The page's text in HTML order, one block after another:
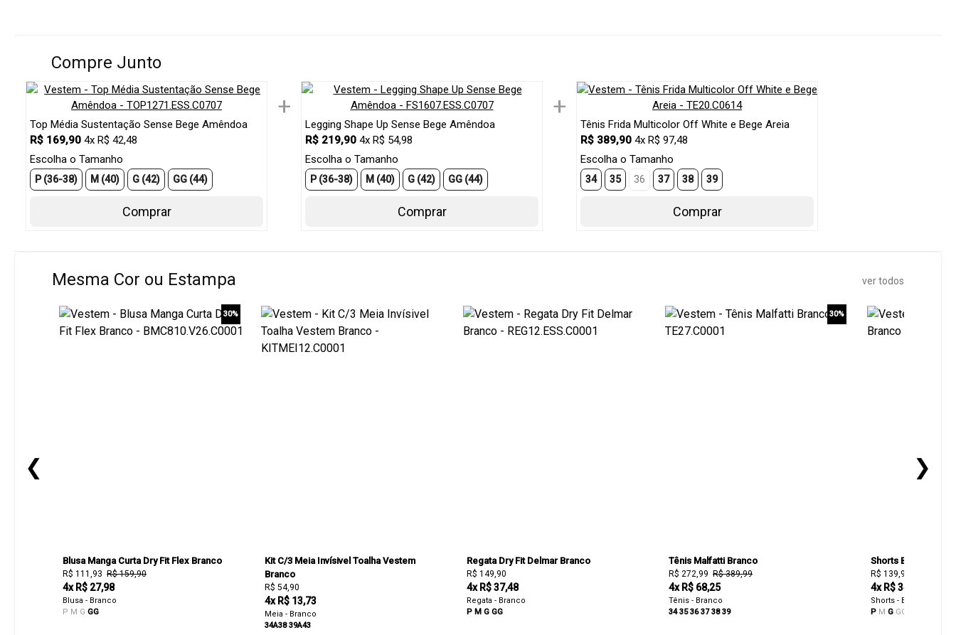
Compre Junto
Top Média Sustentação Sense Bege Amêndoa
R$ 169,90 4x R$ 42,48
Escolha o Tamanho
P (36-38) M (40) G (42) GG (44)
Comprar
+
Legging Shape Up Sense Bege Amêndoa
R$ 219,90 4x R$ 54,98
Escolha o Tamanho
P (36-38) M (40) G (42) GG (44)
Comprar
+
Tênis Frida Multicolor Off White e Bege Areia
R$ 389,90 4x R$ 97,48
Escolha o Tamanho
34 35 36 37 38 39
Comprar
Mesma Cor ou Estampa ver todos
❮
30%
Blusa Manga Curta Dry Fit Flex Branco
R$ 111,93 R$ 159,90
4x R$ 27,98
Blusa - Branco
P M G GG
Kit C/3 Meia Invísivel Toalha Vestem
Branco
R$ 54,90
4x R$ 13,73
Meia - Branco
34A38 39A43
Regata Dry Fit Delmar Branco
R$ 149,90
4x R$ 37,48
Regata - Branco
P M G GG
30%
Tênis Malfatti Branco
R$ 272,99 R$ 389,99
4x R$ 68,25
Tênis - Branco
34 35 36 37 38 39
Shorts Bicolor Vivid
R$ 139,93
4x R$ 34,98
Shorts - Branco
P M G GG
❯